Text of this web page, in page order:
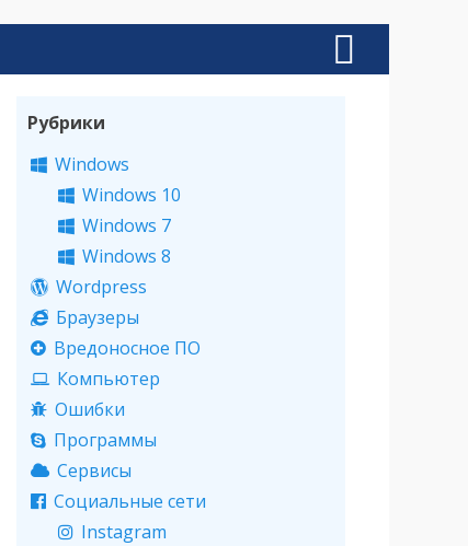
Рубрики
Windows
Windows 10
Windows 7
Windows 8
Wordpress
Браузеры
Вредоносное ПО
Компьютер
Ошибки
Программы
Сервисы
Социальные сети
Instagram